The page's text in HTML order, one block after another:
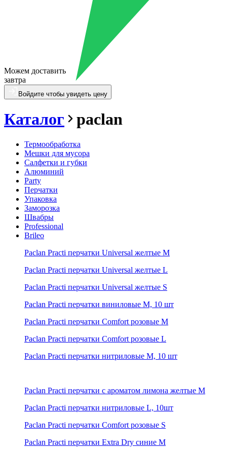
Можем доставить
завтра
Войдите чтобы увидеть цену
Каталог paclan
Термообработка
Мешки для мусора
Салфетки и губки
Алюминий
Party
Перчатки
Упаковка
Заморозка
Швабры
Professional
Brileo
Paclan Practi перчатки Universal желтые M
Paclan Practi перчатки Universal желтые L
Paclan Practi перчатки Universal желтые S
Paclan Practi перчатки виниловые М, 10 шт
Paclan Practi перчатки Comfort розовые M
Paclan Practi перчатки Comfort розовые L
Paclan Practi перчатки нитриловые M, 10 шт
Paclan Practi перчатки с ароматом лимона желтые M
Paclan Practi перчатки нитриловые L, 10шт
Paclan Practi перчатки Comfort розовые S
Paclan Practi перчатки Extra Dry синие M